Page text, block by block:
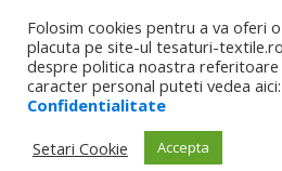
web design by DowMedia |
Folosim cookies pentru a va oferi
placuta pe site-ul tesaturi-
despre politica noastra
caracter personal puteti vedea aici:
Confidentialitate
Setari Cookie
Accepta